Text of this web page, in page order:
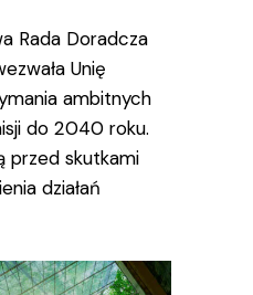
Rada Doradcza
Unię
ambitnych
do 2040 roku.
przed skutkami
działań